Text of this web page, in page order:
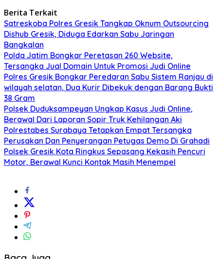
Berita Terkait
Satreskoba Polres Gresik Tangkap Oknum Outsourcing
Dishub Gresik, Diduga Edarkan Sabu Jaringan
Bangkalan
Polda Jatim Bongkar Peretasan 260 Website,
Tersangka Jual Domain Untuk Promosi Judi Online
Polres Gresik Bongkar Peredaran Sabu Sistem Ranjau di
wilayah selatan, Dua Kurir Dibekuk dengan Barang Bukti
38 Gram
Polsek Duduksampeyan Ungkap Kasus Judi Online,
Berawal Dari Laporan Sopir Truk Kehilangan Aki
Polrestabes Surabaya Tetapkan Empat Tersangka
Perusakan Dan Penyerangan Petugas Demo Di Grahadi
Polsek Gresik Kota Ringkus Sepasang Kekasih Pencuri
Motor, Berawal Kunci Kontak Masih Menempel